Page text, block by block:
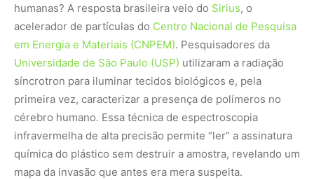
humanas? A resposta brasileira veio do Sirius, o
acelerador de partículas do Centro Nacional de Pesquisa
em Energia e Materiais (CNPEM). Pesquisadores da
Universidade de São Paulo (USP) utilizaram a radiação
síncrotron para iluminar tecidos biológicos e, pela
primeira vez, caracterizar a presença de polímeros no
cérebro humano. Essa técnica de espectroscopia
infravermelha de alta precisão permite “ler” a assinatura
química do plástico sem destruir a amostra, revelando um
mapa da invasão que antes era mera suspeita.